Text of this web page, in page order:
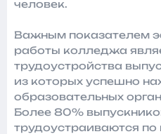
человек.
Важным показателем
работы колледжа
трудоустройства
из которых успешно
образовательных
Более 80%
трудоустраиваются